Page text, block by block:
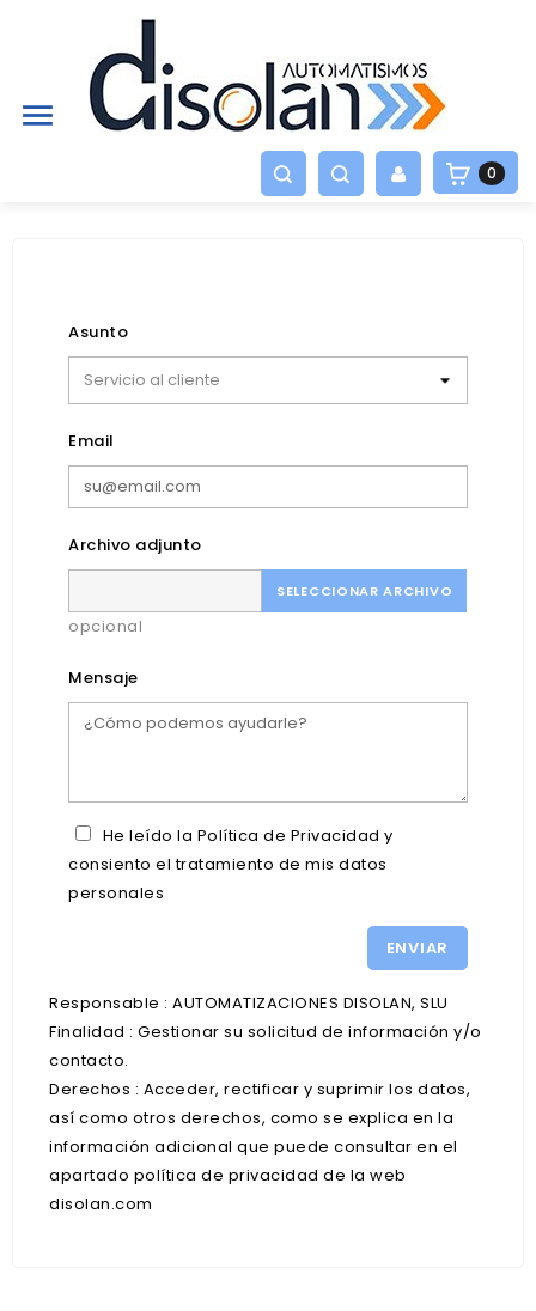

0
Asunto
Email
Archivo adjunto
SELECCIONAR ARCHIVO
opcional
Mensaje
He leído la Política de Privacidad y
consiento el tratamiento de mis datos
personales
Responsable : AUTOMATIZACIONES DISOLAN, SLU
Finalidad : Gestionar su solicitud de información y/o
contacto.
Derechos : Acceder, rectificar y suprimir los datos,
así como otros derechos, como se explica en la
información adicional que puede consultar en el
apartado política de privacidad de la web
disolan.com